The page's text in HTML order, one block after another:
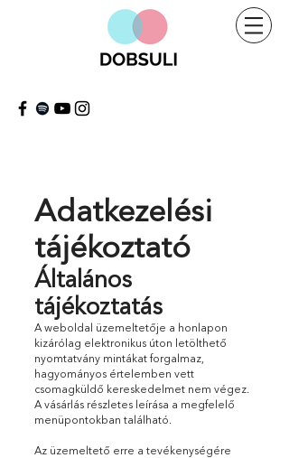
Adatkezelési
tájékoztató
Általános
tájékoztatás
A weboldal üzemeltetője a honlapon
kizárólag elektronikus úton letölthető
nyomtatvány mintákat forgalmaz,
hagyományos értelemben vett
csomagküldő kereskedelmet nem végez.
A vásárlás részletes leírása a megfelelő
menüpontokban található.
Az üzemeltető erre a tevékenységére